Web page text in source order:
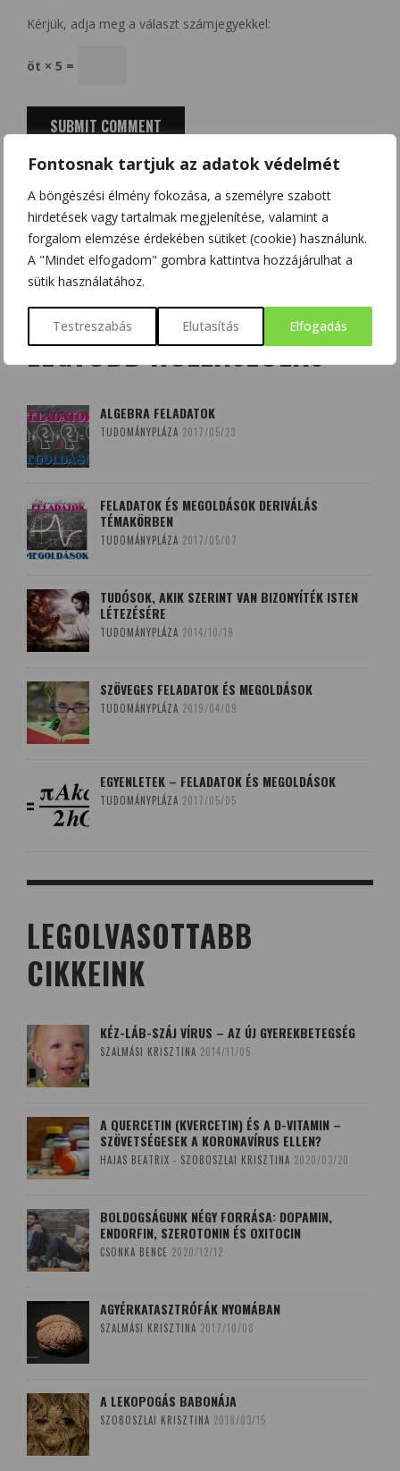
Fontosnak tartjuk az adatok védelmét
A böngészési élmény fokozása, a személyre szabott
hirdetések vagy tartalmak megjelenítése, valamint a
forgalom elemzése érdekében sütiket (cookie) használunk.
A "Mindet elfogadom" gombra kattintva hozzájárulhat a
sütik használatához.
Testreszabás Elutasítás Elfogadás
Kérjük, adja meg a választ számjegyekkel:
öt × 5 =
Search
for:
LEGTÖBB HOZZÁSZÓLÁS
ALGEBRA FELADATOK
TUDOMÁNYPLÁZA 2017/05/23
FELADATOK ÉS MEGOLDÁSOK DERIVÁLÁS
TÉMAKÖRBEN
TUDOMÁNYPLÁZA 2017/05/07
TUDÓSOK, AKIK SZERINT VAN BIZONYÍTÉK ISTEN
LÉTEZÉSÉRE
TUDOMÁNYPLÁZA 2014/10/19
SZÖVEGES FELADATOK ÉS MEGOLDÁSOK
TUDOMÁNYPLÁZA 2019/04/09
EGYENLETEK – FELADATOK ÉS MEGOLDÁSOK
TUDOMÁNYPLÁZA 2017/05/05
LEGOLVASOTTABB
CIKKEINK
KÉZ-LÁB-SZÁJ VÍRUS – AZ ÚJ GYEREKBETEGSÉG
SZALMÁSI KRISZTINA 2014/11/05
A QUERCETIN (KVERCETIN) ÉS A D-VITAMIN –
SZÖVETSÉGESEK A KORONAVÍRUS ELLEN?
HAJAS BEATRIX - SZOBOSZLAI KRISZTINA 2020/03/20
BOLDOGSÁGUNK NÉGY FORRÁSA: DOPAMIN,
ENDORFIN, SZEROTONIN ÉS OXITOCIN
CSONKA BENCE 2020/12/12
AGYÉRKATASZTRÓFÁK NYOMÁBAN
SZALMÁSI KRISZTINA 2017/10/08
A LEKOPOGÁS BABONÁJA
SZOBOSZLAI KRISZTINA 2018/03/15